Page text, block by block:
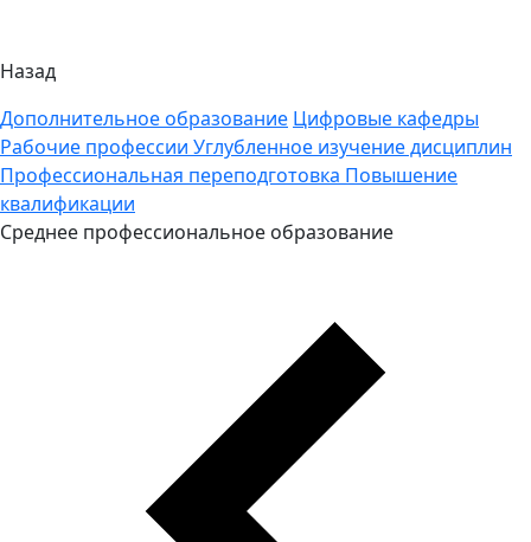
Назад
Дополнительное образование Цифровые кафедры
Рабочие профессии Углубленное изучение дисциплин
Профессиональная переподготовка Повышение
квалификации
Среднее профессиональное образование